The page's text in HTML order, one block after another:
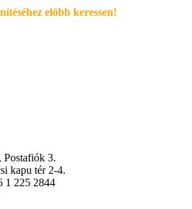
elöbb keressen!
Postafiók 3.
kapu tér 2-4.
1 225 2844